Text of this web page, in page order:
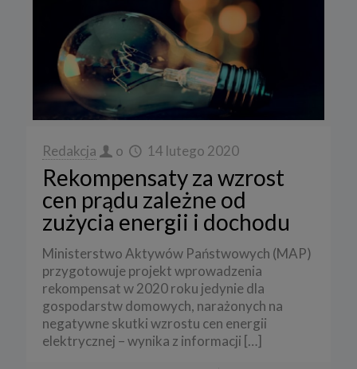
Redakcja o 14 lutego 2020
Rekompensaty za wzrost
cen prądu zależne od
zużycia energii i dochodu
Ministerstwo Aktywów Państwowych (MAP)
przygotowuje projekt wprowadzenia
rekompensat w 2020 roku jedynie dla
gospodarstw domowych, narażonych na
negatywne skutki wzrostu cen energii
elektrycznej – wynika z informacji […]